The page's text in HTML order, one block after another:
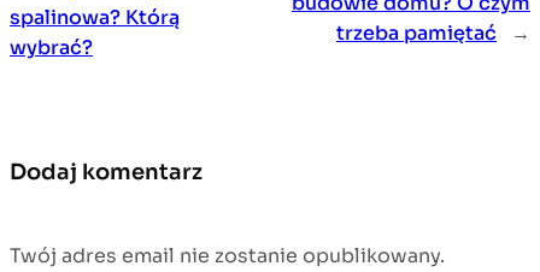
spalinowa? Którą
wybrać?
trzeba pamiętać
→
Dodaj komentarz
Twój adres email nie zostanie opublikowany.